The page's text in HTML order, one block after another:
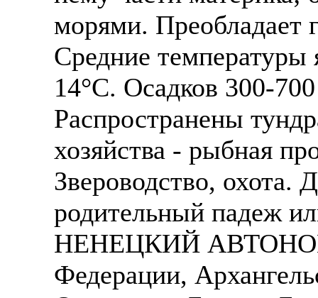
морями. Преобладает
Средние температуры
14°С. Осадков 300-
Распространены
хозяйства - рыбная
Звероводство, охота.
родительный падеж
НЕНЕЦКИЙ
Федерации,